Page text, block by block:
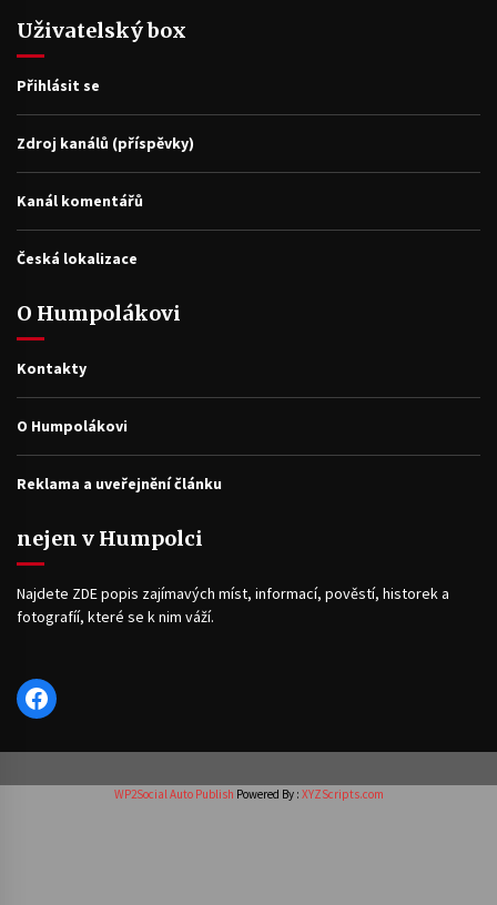
Uživatelský box
Přihlásit se
Zdroj kanálů (příspěvky)
Kanál komentářů
Česká lokalizace
O Humpolákovi
Kontakty
O Humpolákovi
Reklama a uveřejnění článku
nejen v Humpolci
Najdete ZDE popis zajímavých míst, informací, pověstí, historek a
fotografíí, které se k nim váží.
Facebook
WP2Social Auto Publish Powered By : XYZScripts.com